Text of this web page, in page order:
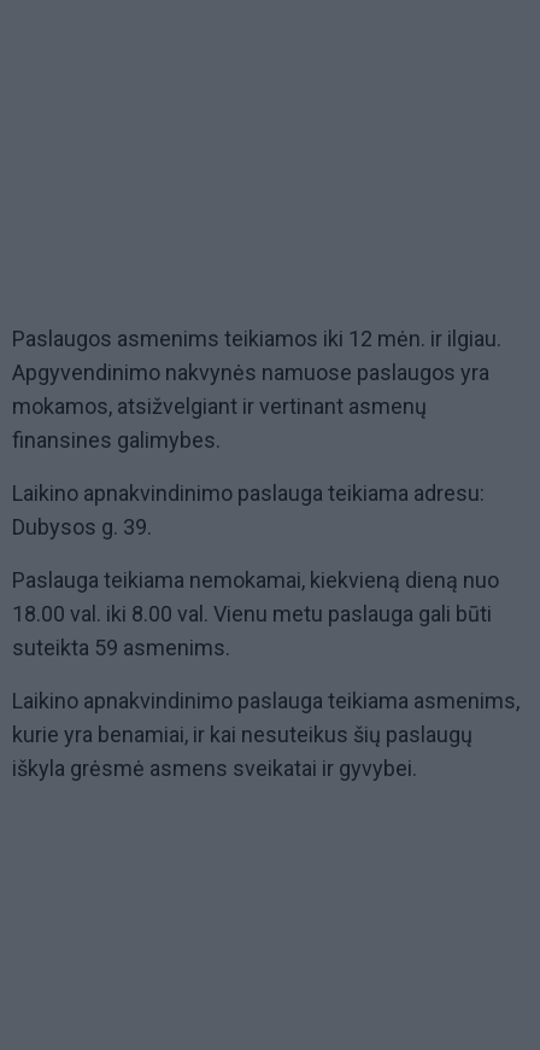
Paslaugos asmenims teikiamos iki 12 mėn. ir ilgiau.
Apgyvendinimo nakvynės namuose paslaugos yra
mokamos, atsižvelgiant ir vertinant asmenų
finansines galimybes.
Laikino apnakvindinimo paslauga teikiama adresu:
Dubysos g. 39.
Paslauga teikiama nemokamai, kiekvieną dieną nuo
18.00 val. iki 8.00 val. Vienu metu paslauga gali būti
suteikta 59 asmenims.
Laikino apnakvindinimo paslauga teikiama asmenims,
kurie yra benamiai, ir kai nesuteikus šių paslaugų
iškyla grėsmė asmens sveikatai ir gyvybei.